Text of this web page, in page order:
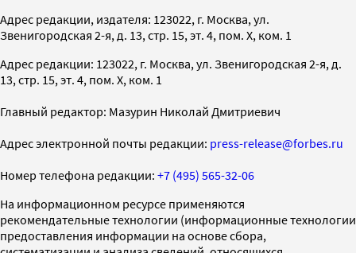
Адрес редакции, издателя: 123022, г. Москва, ул.
Звенигородская 2-я, д. 13, стр. 15, эт. 4, пом. X, ком. 1
Адрес редакции: 123022, г. Москва, ул. Звенигородская 2-я, д.
13, стр. 15, эт. 4, пом. X, ком. 1
Главный редактор: Мазурин Николай Дмитриевич
Адрес электронной почты редакции: press-release@forbes.ru
Номер телефона редакции: +7 (495) 565-32-06
На информационном ресурсе применяются
рекомендательные технологии (информационные технологии
предоставления информации на основе сбора,